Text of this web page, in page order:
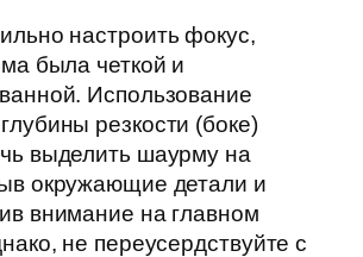
настроить фокус,
была четкой и
Использование
резкости (боке)
выделить шаурму на
окружающие детали и
внимание на главном
не переусердствуйте с